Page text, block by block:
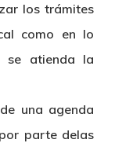
los trámites
como en lo
se atienda la
una agenda
parte delas